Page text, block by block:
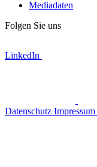
Mediadaten
Folgen Sie uns
LinkedIn
Datenschutz Impressum